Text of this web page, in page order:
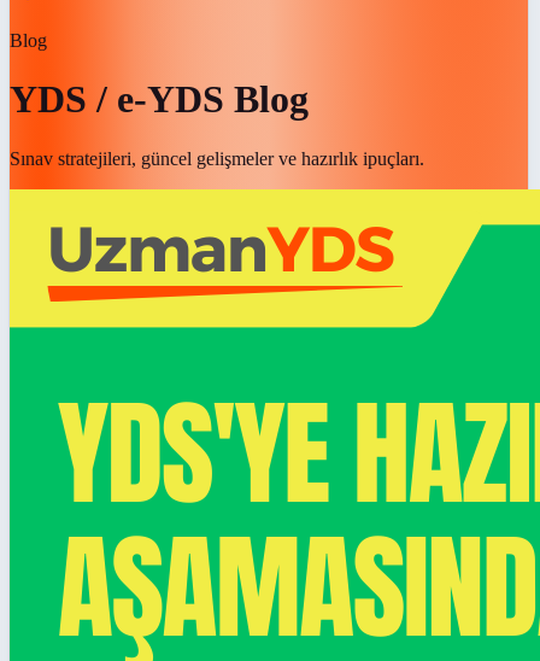
Blog
YDS / e-YDS Blog
Sınav stratejileri, güncel gelişmeler ve hazırlık ipuçları.